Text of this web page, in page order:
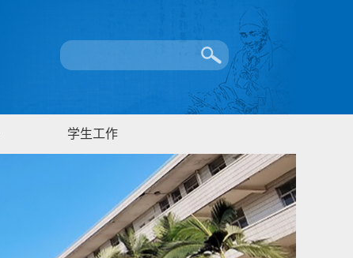
学生工作